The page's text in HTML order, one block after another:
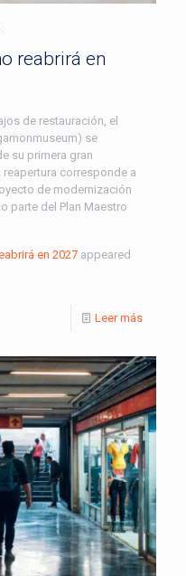
reabrirá en
de restauración, el
se
su primera gran
reapertura corresponde a
de modernización
parte del Plan Maestro
en 2027 appeared
Leer más